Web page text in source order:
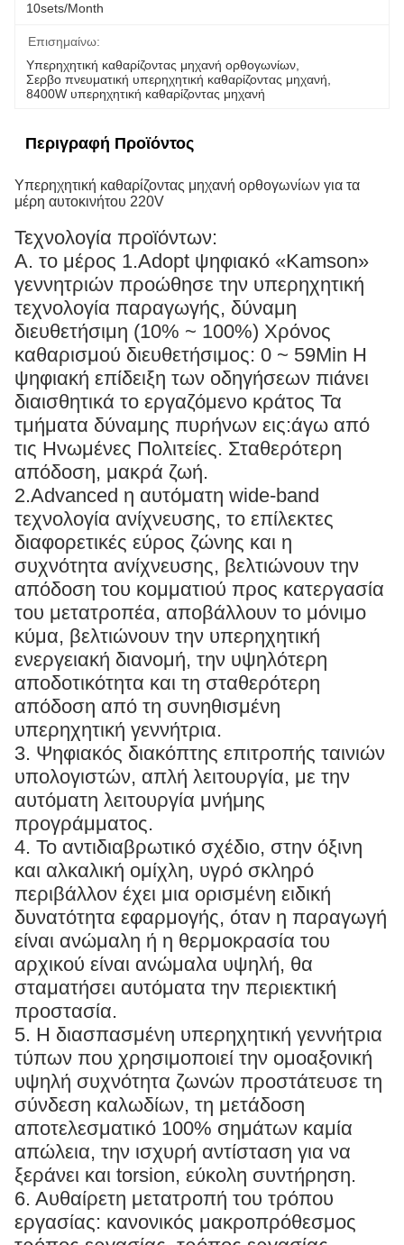
10sets/month
Επισημαίνω:
Υπερηχητική καθαρίζοντας μηχανή ορθογωνίων
Σερβο πνευματική υπερηχητική καθαρίζοντας μηχανή
8400W υπερηχητική καθαρίζοντας μηχανή
Περιγραφή Προϊόντος
Υπερηχητική καθαρίζοντας μηχανή ορθογωνίων για τα
μέρη αυτοκινήτου 220V
Τεχνολογία προϊόντων:
Α. το μέρος 1.Adopt ψηφιακό «Kamson»
γεννητριών προώθησε την υπερηχητική
τεχνολογία παραγωγής, δύναμη
διευθετήσιμη (10% ~ 100%) Χρόνος
καθαρισμού διευθετήσιμος: 0 ~ 59Min Η
ψηφιακή επίδειξη των οδηγήσεων πιάνει
διαισθητικά το εργαζόμενο κράτος Τα
τμήματα δύναμης πυρήνων εις:άγω από
τις Ηνωμένες Πολιτείες. Σταθερότερη
απόδοση, μακρά ζωή.
2.Advanced η αυτόματη wide-band
τεχνολογία ανίχνευσης, το επίλεκτες
διαφορετικές εύρος ζώνης και η
συχνότητα ανίχνευσης, βελτιώνουν την
απόδοση του κομματιού προς κατεργασία
του μετατροπέα, αποβάλλουν το μόνιμο
κύμα, βελτιώνουν την υπερηχητική
ενεργειακή διανομή, την υψηλότερη
αποδοτικότητα και τη σταθερότερη
απόδοση από τη συνηθισμένη
υπερηχητική γεννήτρια.
3. Ψηφιακός διακόπτης επιτροπής ταινιών
υπολογιστών, απλή λειτουργία, με την
αυτόματη λειτουργία μνήμης
προγράμματος.
4. Το αντιδιαβρωτικό σχέδιο, στην όξινη
και αλκαλική ομίχλη, υγρό σκληρό
περιβάλλον έχει μια ορισμένη ειδική
δυνατότητα εφαρμογής, όταν η παραγωγή
είναι ανώμαλη ή η θερμοκρασία του
αρχικού είναι ανώμαλα υψηλή, θα
σταματήσει αυτόματα την περιεκτική
προστασία.
5. Η διασπασμένη υπερηχητική γεννήτρια
τύπων που χρησιμοποιεί την ομοαξονική
υψηλή συχνότητα ζωνών προστάτευσε τη
σύνδεση καλωδίων, τη μετάδοση
αποτελεσματικό 100% σημάτων καμία
απώλεια, την ισχυρή αντίσταση για να
ξεράνει και torsion, εύκολη συντήρηση.
6. Αυθαίρετη μετατροπή του τρόπου
εργασίας: κανονικός μακροπρόθεσμος